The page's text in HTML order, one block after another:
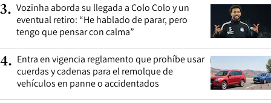
3. Vozinha aborda su llegada a Colo Colo y un
eventual retiro: “He hablado de parar, pero
tengo que pensar con calma”
4. Entra en vigencia reglamento que prohíbe usar
cuerdas y cadenas para el remolque de
vehículos en panne o accidentados